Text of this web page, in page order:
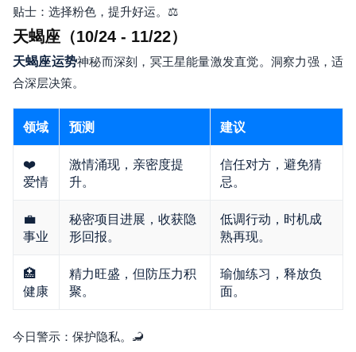
贴士：选择粉色，提升好运。⚖️
天蝎座（10/24 - 11/22）
天蝎座运势神秘而深刻，冥王星能量激发直觉。洞察力强，适
合深层决策。
领域 预测 建议
❤️
爱情
激情涌现，亲密度提
升。
信任对方，避免猜
忌。
💼
事业
秘密项目进展，收获隐
形回报。
低调行动，时机成
熟再现。
🏥
健康
精力旺盛，但防压力积
聚。
瑜伽练习，释放负
面。
今日警示：保护隐私。🦂